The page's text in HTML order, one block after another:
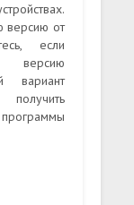
версию от
если
версию
вариант